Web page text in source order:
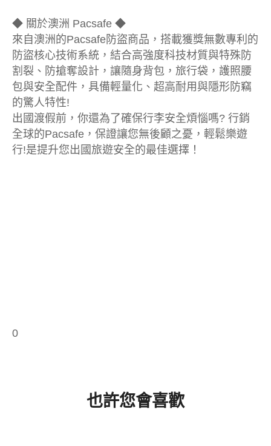
◆ 關於澳洲 Pacsafe ◆
來自澳洲的Pacsafe防盜商品，搭載獲獎無數專利的
防盜核心技術系統，結合高強度科技材質與特殊防
割裂、防搶奪設計，讓隨身背包，旅行袋，護照腰
包與安全配件，具備輕量化、超高耐用與隱形防竊
的驚人特性!
出國渡假前，你還為了確保行李安全煩惱嗎? 行銷
全球的Pacsafe，保證讓您無後顧之憂，輕鬆樂遊
行!是提升您出國旅遊安全的最佳選擇！
0
也許您會喜歡